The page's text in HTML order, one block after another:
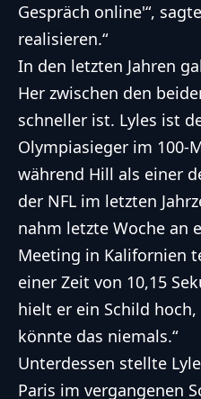
Gespräch online'“,
realisieren.“
In den letzten Jahren
Her zwischen den
schneller ist. Lyles ist
Olympiasieger im 100-
während Hill als einer
der NFL im letzten
nahm letzte Woche an
Meeting in Kalifornien
einer Zeit von 10,15
hielt er ein Schild
könnte das niemals.“
Unterdessen stellte
Paris im vergangenen